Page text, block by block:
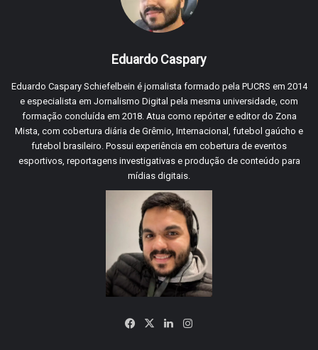
Eduardo Caspary
Eduardo Caspary Schiefelbein é jornalista formado pela PUCRS em 2014
e especialista em Jornalismo Digital pela mesma universidade, com
formação concluída em 2018. Atua como repórter e editor do Zona
Mista, com cobertura diária de Grêmio, Internacional, futebol gaúcho e
futebol brasileiro. Possui experiência em cobertura de eventos
esportivos, reportagens investigativas e produção de conteúdo para
mídias digitais.
Facebook
X LinkedinInstagram